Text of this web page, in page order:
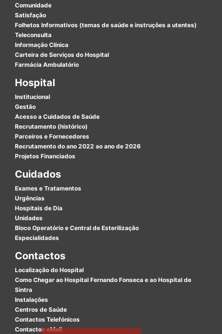
Comunidade
Satisfação
Folhetos Informativos (temas de saúde e instruções a utentes)
Teleconsulta
Informação Clínica
Carteira de Serviços do Hospital
Farmácia Ambulatório
Hospital
Institucional
Gestão
Acesso a Cuidados de Saúde
Recrutamento (histórico)
Parceiros e Fornecedores
Recrutamento do ano 2022 ao ano de 2026
Projetos Financiados
Cuidados
Exames e Tratamentos
Urgências
Hospitais de Dia
Unidades
Bloco Operatório e Central de Esterilização
Especialidades
Contactos
Localização do Hospital
Como Chegar ao Hospital Fernando Fonseca e ao Hospital de
Sintra
Instalações
Centros de Saúde
Contactos Telefónicos
Contactos eMail